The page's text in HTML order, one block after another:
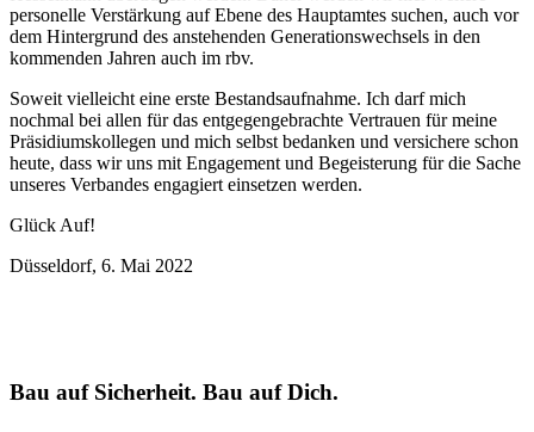
personelle Verstärkung auf Ebene des Hauptamtes suchen, auch vor
dem Hintergrund des anstehenden Generationswechsels in den
kommenden Jahren auch im rbv.
Soweit vielleicht eine erste Bestandsaufnahme. Ich darf mich
nochmal bei allen für das entgegengebrachte Vertrauen für meine
Präsidiumskollegen und mich selbst bedanken und versichere schon
heute, dass wir uns mit Engagement und Begeisterung für die Sache
unseres Verbandes engagiert einsetzen werden.
Glück Auf!
Düsseldorf, 6. Mai 2022
Bau auf Sicherheit. Bau auf Dich.